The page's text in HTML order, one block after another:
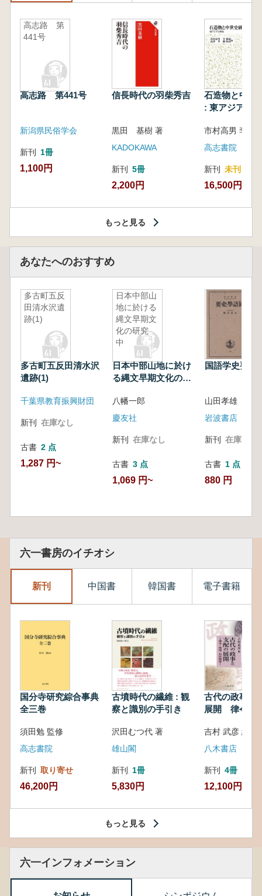
高志路 第
441号
高志路 第441号
新潟県民俗学会
新刊 1冊
1,100円
信長時代の羽柴秀吉
黒田 基樹 著
KADOKAWA
新刊 5冊
2,200円
石造物と中世
: 東アジアと
高志書院
新刊 未刊
16,500円
もっと見る
あなたへのおすすめ
多古町五反
田清水沢遺
跡(1)
多古町五反田清水沢
遺跡(1)
千葉県教育振興財団
新刊 在庫なし
古書 2 点
1,287 円~
日本中部山
地に於ける
縄文早期文
化の研究
中
日本中部山地に於け
る縄文早期文化の研
八幡一郎
慶友社
新刊 在庫なし
古書 3 点
1,069 円~
国語学史要
山田孝雄 著
岩波書店
新刊 在庫なし
古書 1 点
880 円
六一書房のイチオシ
新刊 中国書 韓国書 電子書籍
国分寺研究綜合事典
全三巻
須田勉 監修
高志書院
新刊 取り寄せ
46,200円
古墳時代の繊維 : 観
察と識別の手引き
沢田むつ代 著
雄山閣
新刊 1冊
5,830円
古代の政事と
展開 律令・
吉村 武彦 編集
八木書店
新刊 4冊
12,100円
もっと見る
六一インフォメーション